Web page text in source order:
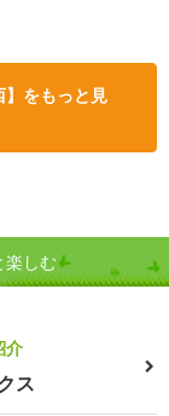
】をもっと見
楽しむ
介
ス